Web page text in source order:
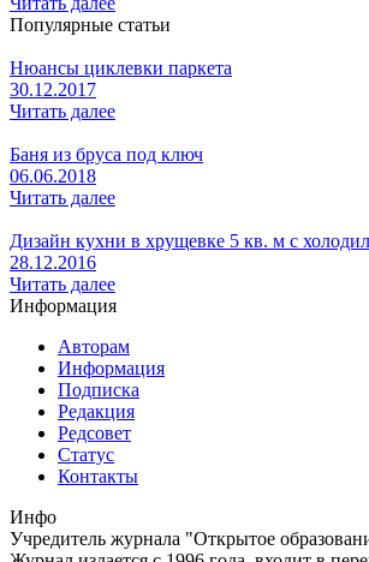
Популярные статьи
Нюансы циклевки паркета
30.12.2017
Читать далее
Баня из бруса под ключ
06.06.2018
Читать далее
Дизайн кухни в хрущевке 5 кв. м с
28.12.2016
Читать далее
Информация
Авторам
Информация
Подписка
Редакция
Редсовет
Статус
Контакты
Инфо
Учредитель журнала "Открытое